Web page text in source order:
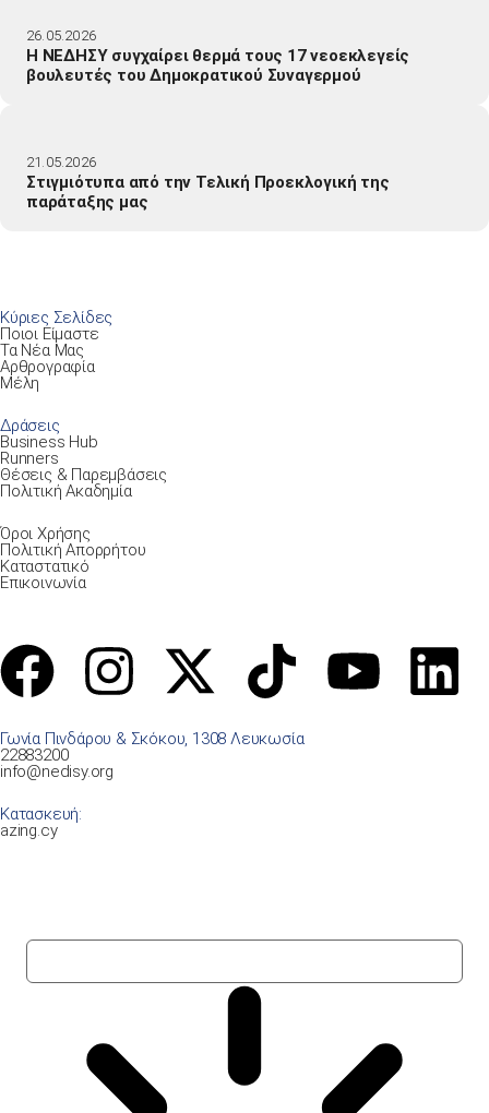
26.05.2026
Η ΝΕΔΗΣΥ συγχαίρει θερμά τους 17 νεοεκλεγείς
βουλευτές του Δημοκρατικού Συναγερμού
21.05.2026
Στιγμιότυπα από την Τελική Προεκλογική της
παράταξης μας
Κύριες Σελίδες
Ποιοι Είμαστε
Τα Νέα Μας
Αρθρογραφία
Μέλη
Δράσεις
Business Hub
Runners
Θέσεις & Παρεμβάσεις
Πολιτική Ακαδημία
Όροι Χρήσης
Πολιτική Απορρήτου
Καταστατικό
Επικοινωνία
Γωνία Πινδάρου & Σκόκου, 1308 Λευκωσία
22883200
info@nedisy.org
Κατασκευή:
azing.cy